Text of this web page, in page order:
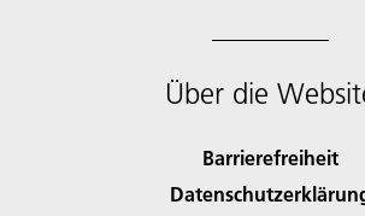
Über die
Barrierefreiheit